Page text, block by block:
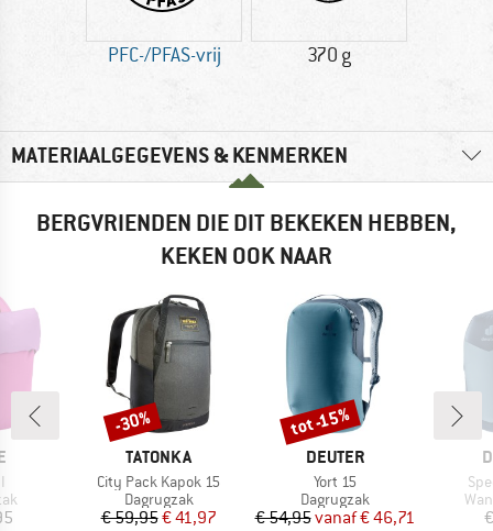
PFC-/PFAS-vrij 370 g
MATERIAALGEGEVENS & KENMERKEN
BERGVRIENDEN DIE DIT BEKEKEN HEBBEN,
KEKEN OOK NAAR
MERK
TATONKA
Artikel
City Pack Kapok 15
Productgroep
Dagrugzak
Prijs
€ 59,95Verlaagde prijs
€ 41,97
Korting
-30%
MERK
DEUTER
Artikel
Yort 15
Productgroep
Dagrugzak
Prijs
€ 54,95 Verlaagde prijs
vanaf€ 46,71
Korting
tot -15%